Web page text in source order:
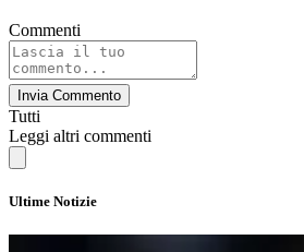
Commenti
Invia Commento
Tutti
Leggi altri commenti
Ultime Notizie